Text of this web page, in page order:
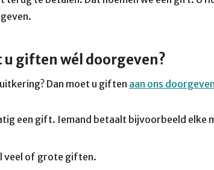
u giften wél doorgeven?
Dan moet u giften aan ons doorgeven
een gift. Iemand betaalt bijvoorbeeld elke
veel of grote giften.